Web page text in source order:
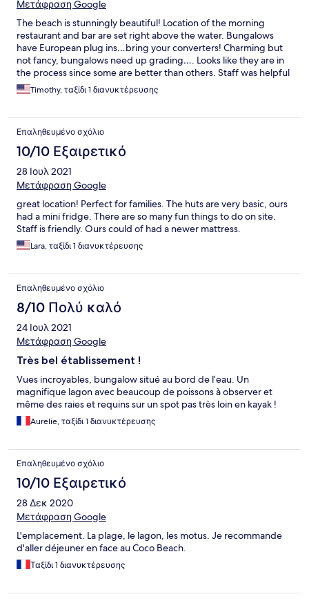
Μετάφραση Google
The beach is stunningly beautiful! Location of the morning
restaurant and bar are set right above the water. Bungalows
have European plug ins…bring your converters! Charming but
not fancy, bungalows need up grading…. Looks like they are in
the process since some are better than others. Staff was helpful
and nice speaking English and French well. I would recommend
this resort to my more adventurous traveler friends.
Timothy, ταξίδι 1 διανυκτέρευσης
Επαληθευμένο σχόλιο
10/10 Εξαιρετικό
28 Ιουλ 2021
Μετάφραση Google
great location! Perfect for families. The huts are very basic, ours
had a mini fridge. There are so many fun things to do on site.
Staff is friendly. Ours could of had a newer mattress.
Lara, ταξίδι 1 διανυκτέρευσης
Επαληθευμένο σχόλιο
8/10 Πολύ καλό
24 Ιουλ 2021
Μετάφραση Google
Très bel établissement !
Vues incroyables, bungalow situé au bord de l’eau. Un
magnifique lagon avec beaucoup de poissons à observer et
même des raies et requins sur un spot pas très loin en kayak !
Aurelie, ταξίδι 1 διανυκτέρευσης
Επαληθευμένο σχόλιο
10/10 Εξαιρετικό
28 Δεκ 2020
Μετάφραση Google
L'emplacement. La plage, le lagon, les motus. Je recommande
d'aller déjeuner en face au Coco Beach.
Ταξίδι 1 διανυκτέρευσης